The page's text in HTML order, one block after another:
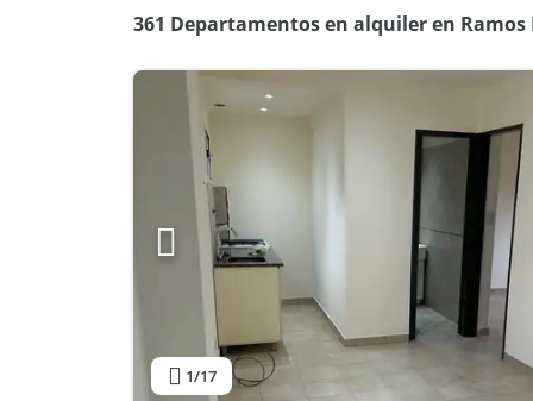
361 Departamentos en alquiler en
1/17